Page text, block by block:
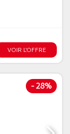
VOIR L'OFFRE
- 28%